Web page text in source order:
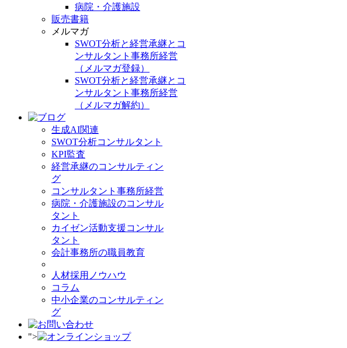
病院・介護施設
販売書籍
メルマガ
SWOT分析と経営承継とコ
ンサルタント事務所経営
（メルマガ登録）
SWOT分析と経営承継とコ
ンサルタント事務所経営
（メルマガ解約）
生成AI関連
SWOT分析コンサルタント
KPI監査
経営承継のコンサルティン
グ
コンサルタント事務所経営
病院・介護施設のコンサル
タント
カイゼン活動支援コンサル
タント
会計事務所の職員教育
人材採用ノウハウ
コラム
中小企業のコンサルティン
グ
">